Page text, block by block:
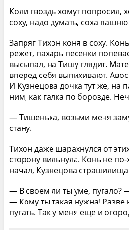
Коли гвоздь хомут попросил,
соху, надо думать, соха пашню
Запряг Тихон коня в соху.
режет, пахарь песенки
высыпал, на Тишу глядит.
вперед себя выпихивают.
И Кузнецова дочка тут же, на
ним, как галка по борозде.
— Тишенька, возьми меня
стану.
Тихон даже шарахнулся от
сторону вильнула. Конь не
начал, Кузнецова страшилища
— В своем ли ты уме, пугало?
— Кому ты такая нужна!
пугать. Так у меня еще и